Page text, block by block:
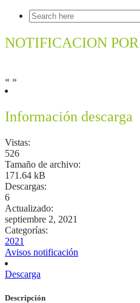
NOTIFICACION
« »
Información descarga
Vistas:
526
Tamaño de archivo:
171.64 kB
Descargas:
6
Actualizado:
septiembre 2, 2021
Categorías:
2021
Avisos notificación
Descarga
Descripción